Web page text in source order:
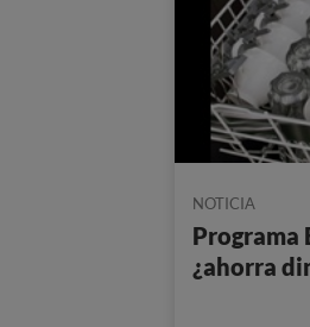
NOTICIA
Programa
¿ahorra